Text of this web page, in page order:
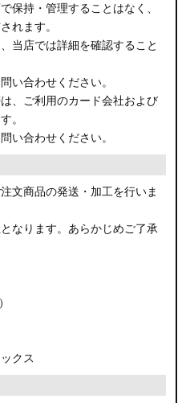
保持・管理することはなく、
れます。
当店では詳細を確認すること
い合わせください。
、ご利用のカード会社および
。
い合わせください。
文商品の発送・加工を行いま
なります。あらかじめご了承
クス